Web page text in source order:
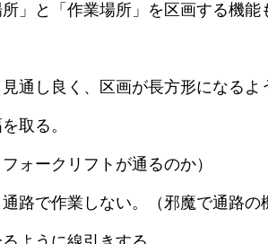
」と「作業場所」を区画する機能
通し良く、区画が長方形になるよ
取る。
ォークリフトが通るのか）
路で作業しない。（邪魔で通路の